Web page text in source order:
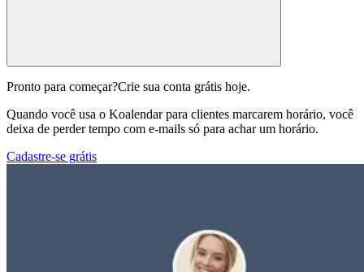
Pronto para começar?Crie sua conta grátis hoje.
Quando você usa o Koalendar para clientes marcarem horário, você
deixa de perder tempo com e-mails só para achar um horário.
Cadastre-se grátis